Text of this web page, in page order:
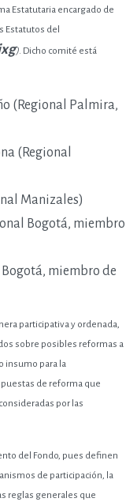
Estatutaria encargado de
Estatutos del
). Dicho comité está
(Regional Palmira,
(Regional
Manizales)
Bogotá, miembro
Bogotá, miembro de
participativa y ordenada,
sobre posibles reformas a
insumo para la
de reforma que
por las
del Fondo, pues definen
de participación, la
reglas generales que